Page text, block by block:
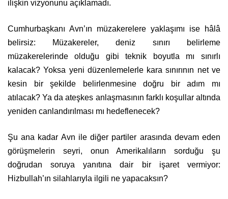
ilişkin vizyonunu açıklamadı.
Cumhurbaşkanı Avn’ın müzakerelere yaklaşımı ise hâlâ
belirsiz: Müzakereler, deniz sınırı belirleme
müzakerelerinde olduğu gibi teknik boyutla mı sınırlı
kalacak? Yoksa yeni düzenlemelerle kara sınırının net ve
kesin bir şekilde belirlenmesine doğru bir adım mı
atılacak? Ya da ateşkes anlaşmasının farklı koşullar altında
yeniden canlandırılması mı hedeflenecek?
Şu ana kadar Avn ile diğer partiler arasında devam eden
görüşmelerin seyri, onun Amerikalıların sorduğu şu
doğrudan soruya yanıtına dair bir işaret vermiyor:
Hizbullah’ın silahlarıyla ilgili ne yapacaksın?